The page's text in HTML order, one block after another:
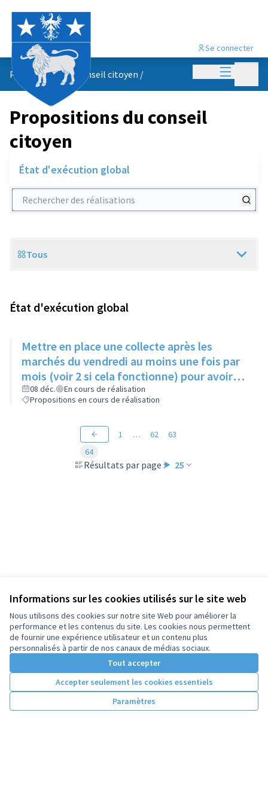
Informations sur les cookies utilisés sur le site web
Nous utilisons des cookies sur notre site Web pour améliorer la
performance et les contenus du site. Les cookies nous permettent
de fournir une expérience utilisateur et un contenu plus
personnalisés à partir de nos canaux de médias sociaux.
Tout accepter
Accepter seulement les cookies essentiels
Paramètres
Menu
Se connecter
Propositions du conseil citoyen /
Propositions du conseil
citoyen
État d'exécution global
Rechercher des réalisations
Scope
Tous
État d'exécution global
Mettre en place une collecte après les
marchés du vendredi au moins une fois par
mois (voir 2 si cela fonctionne) pour avoir
des produits frais pour l'Epice'Rill
08 déc.
En cours de réalisation
Propositions en cours de réalisation
Résultats par page : 25
1 … 62
63
64